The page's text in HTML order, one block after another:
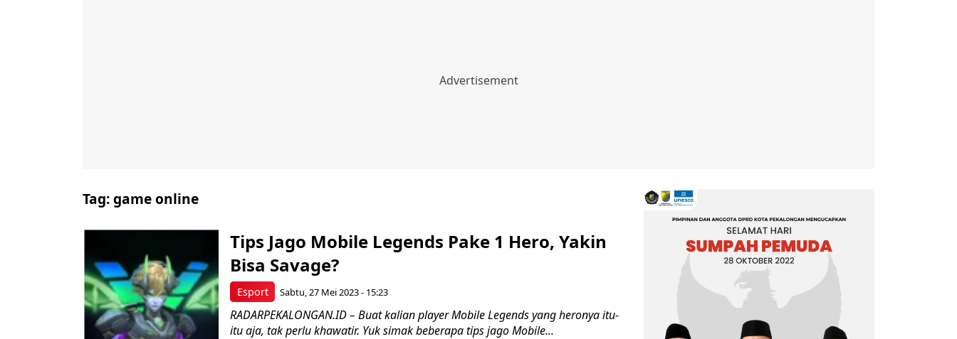
Tag:game online
Esport
Tips Jago Mobile Legends Pake 1 Hero, Yakin
Bisa Savage?
Sabtu, 27 Mei 2023 - 15:23
RADARPEKALONGAN.ID – Buat kalian player Mobile Legends yang heronya itu-
itu aja, tak perlu khawatir. Yuk simak beberapa tips jago Mobile...